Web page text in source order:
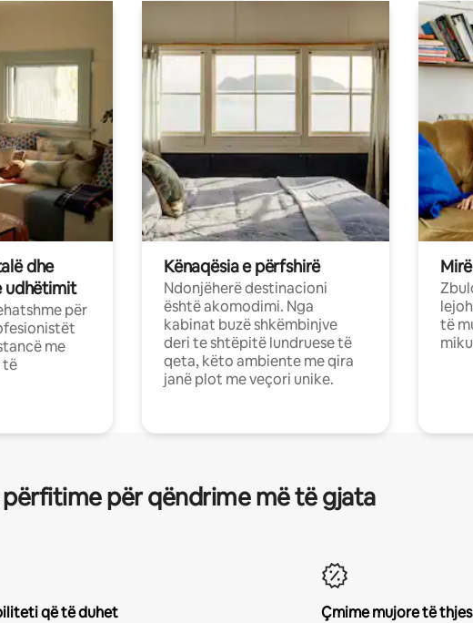
dhe
udhëtimit
për
me
të
Kënaqësia e përfshirë
Ndonjëherë destinacioni
është akomodimi. Nga
kabinat buzë shkëmbinjve
deri te shtëpitë lundruese të
qeta, këto ambiente me qira
janë plot me veçori unike.
të
përfitime për qëndrime më të gjata
që të duhet
Çmime mujore të